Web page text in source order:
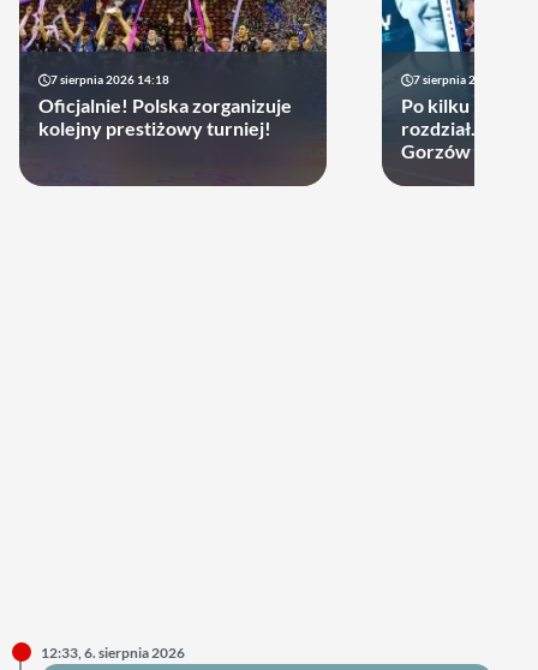
7 sierpnia 2026 14:18
Oficjalnie! Polska zorganizuje
kolejny prestiżowy turniej!
7 sierpnia 2026 13:49
Po kilku latach
rozdział.
Gorzów może
12:33, 6. sierpnia 2026